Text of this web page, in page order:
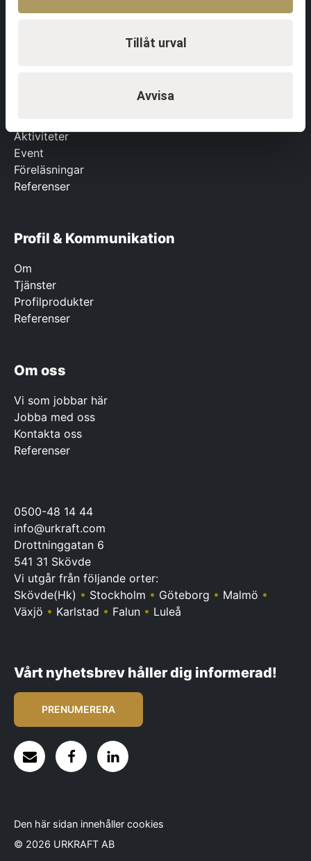
Tillåt urval
Avvisa
Om Team & Ledarskap
Aktiviteter
Event
Föreläsningar
Referenser
Profil & Kommunikation
Om
Tjänster
Profilprodukter
Referenser
Om oss
Vi som jobbar här
Jobba med oss
Kontakta oss
Referenser
0500-48 14 44
info@urkraft.com
Drottninggatan 6
541 31 Skövde
Vi utgår från följande orter:
Skövde(Hk) • Stockholm • Göteborg • Malmö •
Växjö • Karlstad • Falun • Luleå
Vårt nyhetsbrev håller dig informerad!
PRENUMERERA
Den här sidan innehåller cookies
© 2026 URKRAFT AB